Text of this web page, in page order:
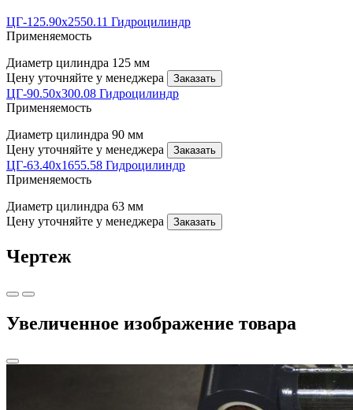
ЦГ-125.90х2550.11 Гидроцилиндр
Применяемость
Диаметр цилиндра 125 мм
Цену уточняйте у менеджера
Заказать
ЦГ-90.50х300.08 Гидроцилиндр
Применяемость
Диаметр цилиндра 90 мм
Цену уточняйте у менеджера
Заказать
ЦГ-63.40х1655.58 Гидроцилиндр
Применяемость
Диаметр цилиндра 63 мм
Цену уточняйте у менеджера
Заказать
Чертеж
Увеличенное изображение товара